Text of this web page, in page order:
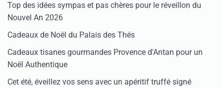
Top des idées sympas et pas chères pour le réveillon du
Nouvel An 2026
Cadeaux de Noël du Palais des Thés
Cadeaux tisanes gourmandes Provence d'Antan pour un
Noël Authentique
Cet été, éveillez vos sens avec un apéritif truffé signé